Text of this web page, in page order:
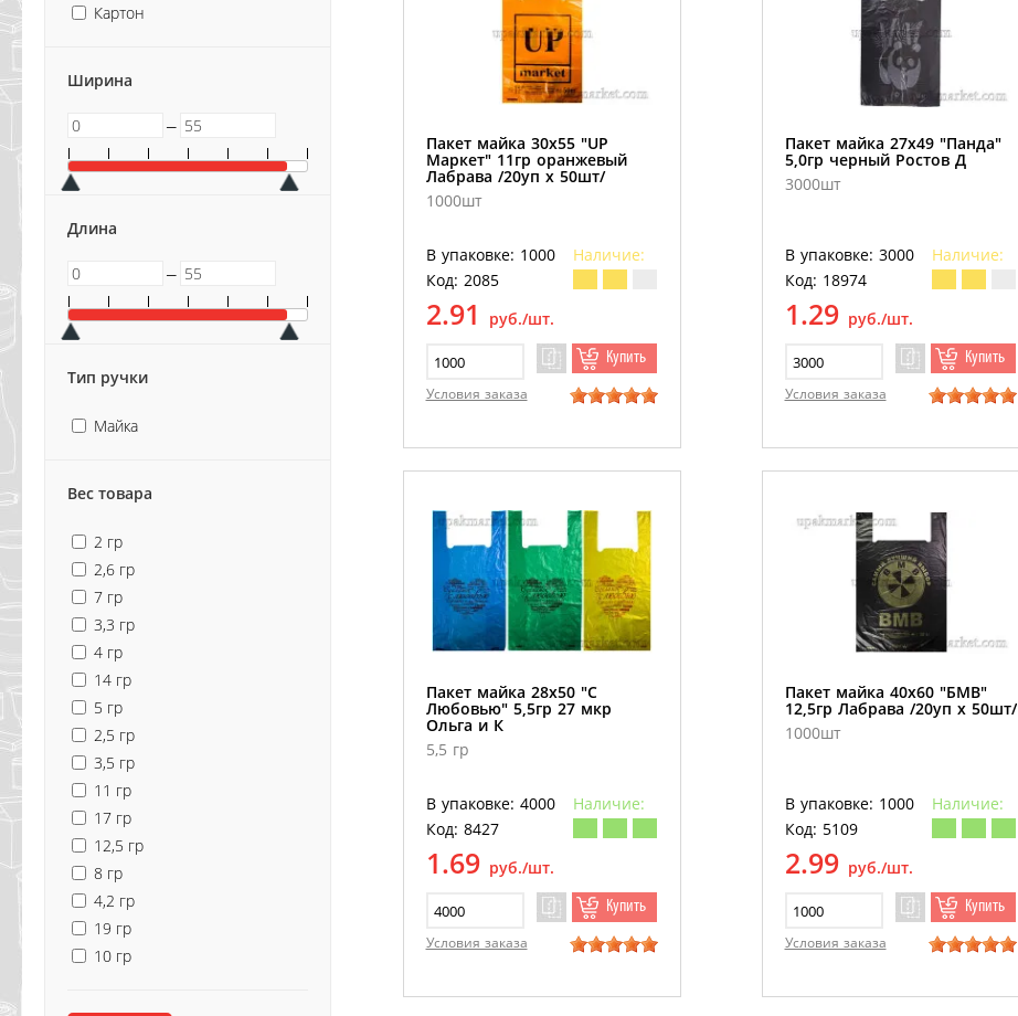
Картон
Ширина
─
Длина
─
Тип ручки
Майка
Вес товара
2 гр
2,6 гр
7 гр
3,3 гр
4 гр
14 гр
5 гр
2,5 гр
3,5 гр
11 гр
17 гр
12,5 гр
8 гр
4,2 гр
19 гр
10 гр
Пакет майка 30х55 "UP
Маркет" 11гр оранжевый
Лабрава /20уп х 50шт/
1000шт
В упаковке: 1000
Наличие:
Код: 2085
2.91 руб./шт.
Купить
Условия заказа
Пакет майка 27х49 "Панда"
5,0гр черный Ростов Д
3000шт
В упаковке: 3000
Наличие:
Код: 18974
1.29 руб./шт.
Купить
Условия заказа
Пакет майка 28х50 "С
Любовью" 5,5гр 27 мкр
Ольга и К
5,5 гр
В упаковке: 4000
Наличие:
Код: 8427
1.69 руб./шт.
Купить
Условия заказа
Пакет майка 40х60 "БМВ"
12,5гр Лабрава /20уп х 50шт/
1000шт
В упаковке: 1000
Наличие:
Код: 5109
2.99 руб./шт.
Купить
Условия заказа